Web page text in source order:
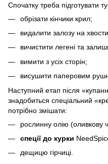
Спочатку треба підготувати
обрізати кінчики крил;
видалити залозу на
вичистити легені та
вимити з усіх сторін;
висушити паперовим
Наступний етап після
знадобиться спеціальний
потрібно змішати:
рослинну олію (оливкову
спеції до курки
дещицю гірчиці.